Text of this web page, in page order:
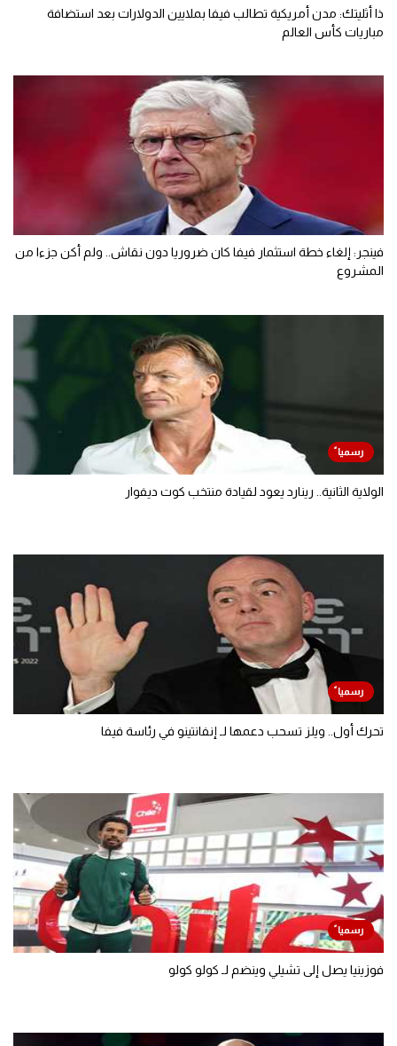
ذا أثليتك: مدن أمريكية تطالب فيفا بملايين الدولارات بعد استضافة
مباريات كأس العالم
فينجر: إلغاء خطة استثمار فيفا كان ضروريا دون نقاش.. ولم أكن جزءا من
المشروع
الولاية الثانية.. رينارد يعود لقيادة منتخب كوت ديفوار
تحرك أول.. ويلز تسحب دعمها لـ إنفانتينو في رئاسة فيفا
فوزينيا يصل إلى تشيلي وينضم لـ كولو كولو